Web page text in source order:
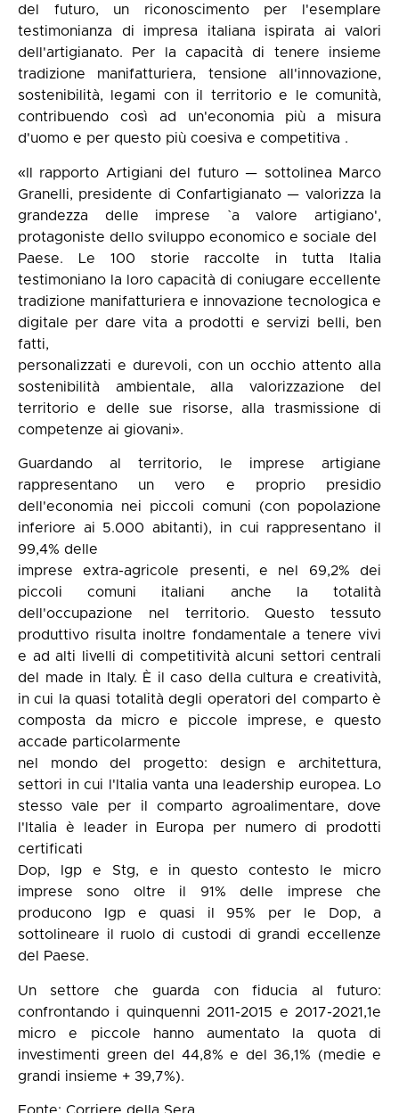
del futuro, un riconoscimento per l'esemplare
testimonianza di impresa italiana ispirata ai valori
dell'artigianato. Per la capacità di tenere insieme
tradizione manifatturiera, tensione all'innovazione,
sostenibilità, legami con il territorio e le comunità,
contribuendo così ad un'economia più a misura
d'uomo e per questo più coesiva e competitiva .
«Il rapporto Artigiani del futuro — sottolinea Marco
Granelli, presidente di Confartigianato — valorizza la
grandezza delle imprese `a valore artigiano',
protagoniste dello sviluppo economico e sociale del
Paese. Le 100 storie raccolte in tutta Italia
testimoniano la loro capacità di coniugare eccellente
tradizione manifatturiera e innovazione tecnologica e
digitale per dare vita a prodotti e servizi belli, ben
fatti,
personalizzati e durevoli, con un occhio attento alla
sostenibilità ambientale, alla valorizzazione del
territorio e delle sue risorse, alla trasmissione di
competenze ai giovani».
Guardando al territorio, le imprese artigiane
rappresentano un vero e proprio presidio
dell'economia nei piccoli comuni (con popolazione
inferiore ai 5.000 abitanti), in cui rappresentano il
99,4% delle
imprese extra-agricole presenti, e nel 69,2% dei
piccoli comuni italiani anche la totalità
dell'occupazione nel territorio. Questo tessuto
produttivo risulta inoltre fondamentale a tenere vivi
e ad alti livelli di competitività alcuni settori centrali
del made in Italy. È il caso della cultura e creatività,
in cui la quasi totalità degli operatori del comparto è
composta da micro e piccole imprese, e questo
accade particolarmente
nel mondo del progetto: design e architettura,
settori in cui l'Italia vanta una leadership europea. Lo
stesso vale per il comparto agroalimentare, dove
l'Italia è leader in Europa per numero di prodotti
certificati
Dop, Igp e Stg, e in questo contesto le micro
imprese sono oltre il 91% delle imprese che
producono Igp e quasi il 95% per le Dop, a
sottolineare il ruolo di custodi di grandi eccellenze
del Paese.
Un settore che guarda con fiducia al futuro:
confrontando i quinquenni 2011-2015 e 2017-2021,1e
micro e piccole hanno aumentato la quota di
investimenti green del 44,8% e del 36,1% (medie e
grandi insieme + 39,7%).